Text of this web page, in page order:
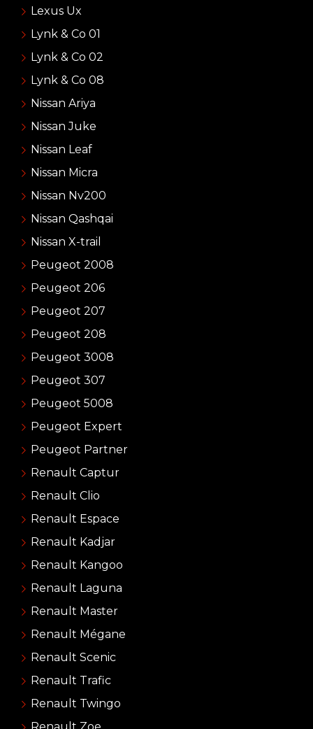
Lexus Ux
Lynk & Co 01
Lynk & Co 02
Lynk & Co 08
Nissan Ariya
Nissan Juke
Nissan Leaf
Nissan Micra
Nissan Nv200
Nissan Qashqai
Nissan X-trail
Peugeot 2008
Peugeot 206
Peugeot 207
Peugeot 208
Peugeot 3008
Peugeot 307
Peugeot 5008
Peugeot Expert
Peugeot Partner
Renault Captur
Renault Clio
Renault Espace
Renault Kadjar
Renault Kangoo
Renault Laguna
Renault Master
Renault Mégane
Renault Scenic
Renault Trafic
Renault Twingo